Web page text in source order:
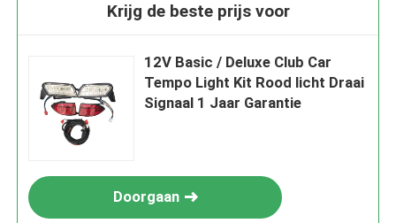
Krijg de beste prijs voor
12V Basic / Deluxe Club Car
Tempo Light Kit Rood licht Draai
Signaal 1 Jaar Garantie
Doorgaan